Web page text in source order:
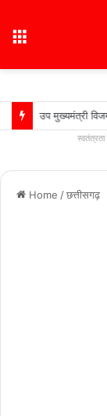
Home /छत्तीसगढ़